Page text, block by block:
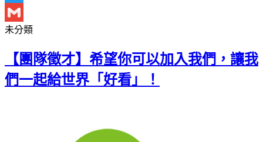
Twitter
Gmail
未分類
【團隊徵才】希望你可以加入我們，讓我
們一起給世界「好看」！